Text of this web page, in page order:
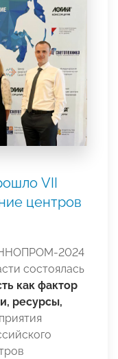
VII
центров
2024
состоялась
как фактор
ресурсы,